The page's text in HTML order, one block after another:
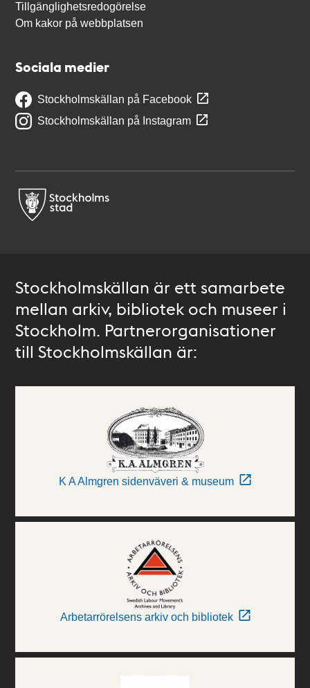
Tillgänglighetsredogörelse
Om kakor på webbplatsen
Sociala medier
Stockholmskällan på Facebook
Stockholmskällan på Instagram
Stockholmskällan är ett samarbete
mellan arkiv, bibliotek och museer i
Stockholm. Partnerorganisationer
till Stockholmskällan är:
K A Almgren sidenväveri & museum
Arbetarrörelsens arkiv och bibliotek